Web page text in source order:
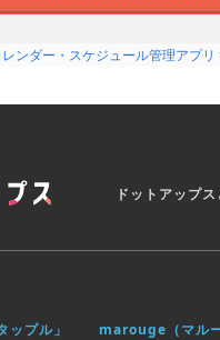
calendar to schedule them
or $29.99 a year auto-
a better productivity
renew unless
www.handle.com/terms-
ンダー・スケジュール管理アプリ
ドットアップ
ップル」
marouge（マル